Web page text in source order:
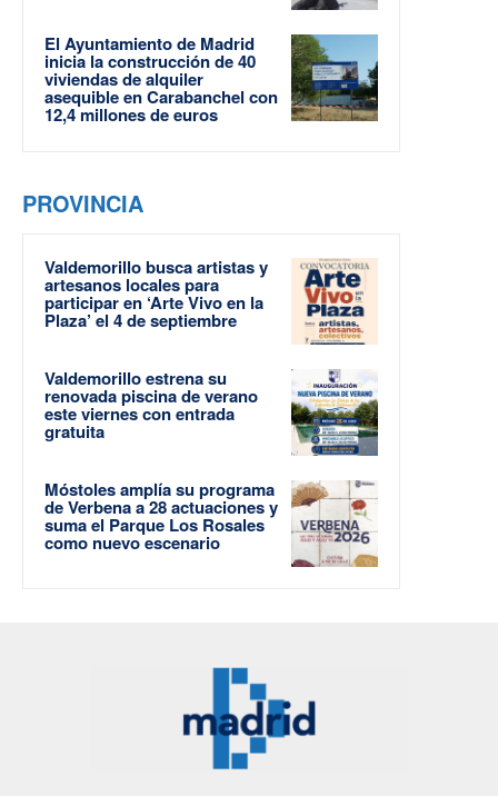
El Ayuntamiento de Madrid
inicia la construcción de 40
viviendas de alquiler
asequible en Carabanchel con
12,4 millones de euros
PROVINCIA
Valdemorillo busca artistas y
artesanos locales para
participar en ‘Arte Vivo en la
Plaza’ el 4 de septiembre
Valdemorillo estrena su
renovada piscina de verano
este viernes con entrada
gratuita
Móstoles amplía su programa
de Verbena a 28 actuaciones y
suma el Parque Los Rosales
como nuevo escenario